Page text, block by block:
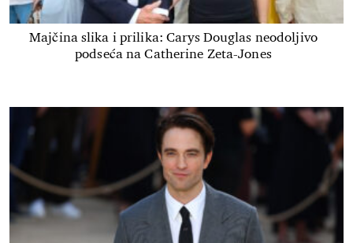
Majčina slika i prilika: Carys Douglas neodoljivo
podseća na Catherine Zeta-Jones